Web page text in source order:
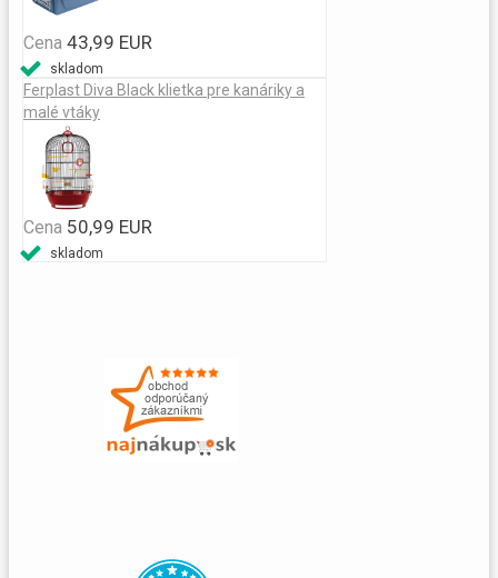
Cena 43,99 EUR
skladom
Ferplast Diva Black klietka pre kanáriky a
malé vtáky
Cena 50,99 EUR
skladom